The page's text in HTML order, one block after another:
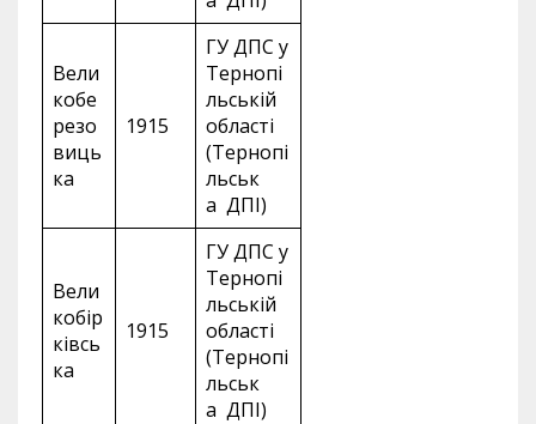
Вели
кобе
резо
виць
ка
1915
ГУ ДПС у
Тернопі
льській
області
(Тернопі
льськ
а ДПІ)
Вели
кобір
ківсь
ка
1915
ГУ ДПС у
Тернопі
льській
області
(Тернопі
льськ
а ДПІ)